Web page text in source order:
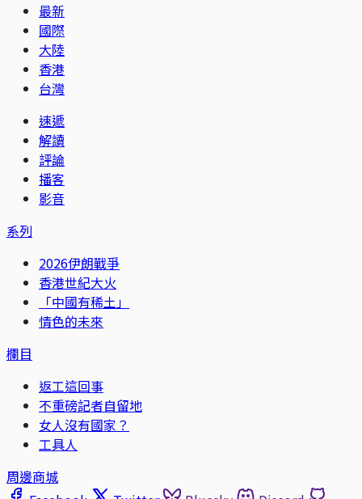
最新
國際
大陸
香港
台灣
速遞
解讀
評論
播客
影音
系列
2026伊朗戰爭
香港世紀大火
「中國有稀土」
情色的未來
欄目
返工這回事
不重磅記者自留地
女人沒有國家？
工具人
周邊商城